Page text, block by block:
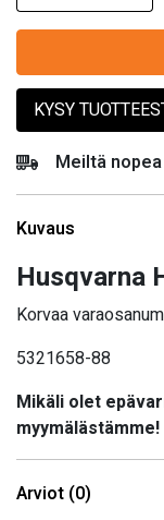
KYSY
Meiltä
Kuvaus
Husqvarna
Korvaa
5321658-88
Mikäli olet
myymälästämme!
Arviot (0)